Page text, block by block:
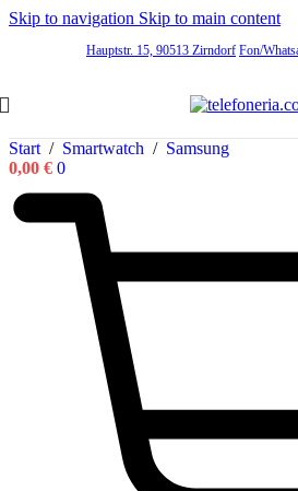
Skip to navigation Skip to main content
Hauptstr. 15, 90513 Zirndorf Fon/
Start / Smartwatch / Samsung
0,00 € 0